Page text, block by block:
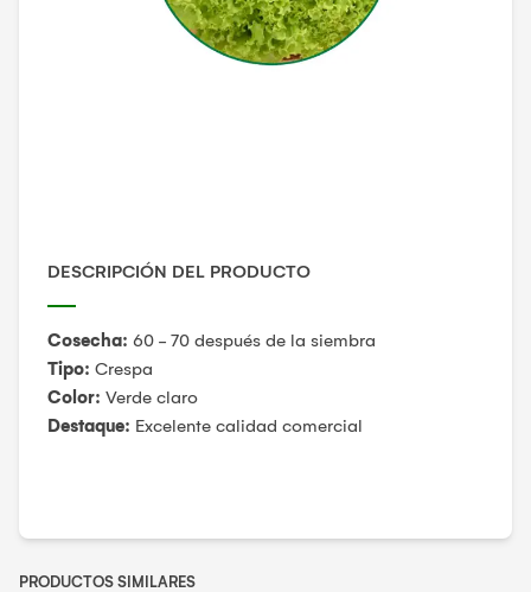
DESCRIPCIÓN DEL PRODUCTO
Cosecha: 60 - 70 después de la siembra
Tipo: Crespa
Color: Verde claro
Destaque: Excelente calidad comercial
PRODUCTOS SIMILARES